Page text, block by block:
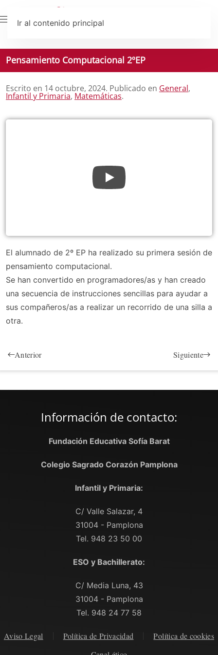
Ir al contenido principal
Pensamiento Computacional 2ºEP
Escrito en 14 octubre, 2024. Publicado en General,
Infantil y Primaria, Matemáticas.
El alumnado de 2º EP ha realizado su primera sesión de
pensamiento computacional.
Se han convertido en programadores/as y han creado
una secuencia de instrucciones sencillas para ayudar a
sus compañeros/as a realizar un recorrido de una silla a
otra.
Anterior Siguiente
Información de contacto:
Fundación Educativa Sofía Barat
Colegio Sagrado Corazón Pamplona
Infantil y Primaria:
C/ Valle Salazar, 4
31004 - Pamplona
Tel. 948 23 50 00
ESO y Bachillerato:
C/ Media Luna, 43
31004 - Pamplona
Tel. 948 24 77 58
Aviso Legal Política de Privacidad
Política de cookies